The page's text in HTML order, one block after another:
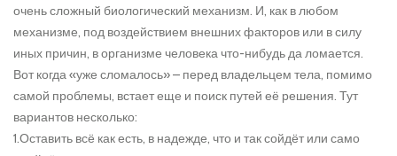
очень сложный биологический механизм. И, как в любом
механизме, под воздействием внешних факторов или в силу
иных причин, в организме человека что-нибудь да ломается.
Вот когда «уже сломалось» – перед владельцем тела, помимо
самой проблемы, встает еще и поиск путей её решения. Тут
вариантов несколько:
1.Оставить всё как есть, в надежде, что и так сойдёт или само